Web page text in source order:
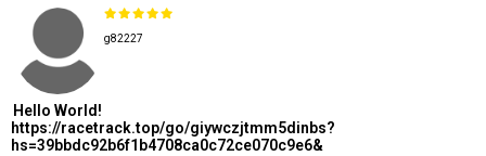
Hello World!
https://racetrack.top/go/giywczjtmm5dinbs?
hs=39bbdc92b6f1b4708ca0c72ce070c9e6&
g82227